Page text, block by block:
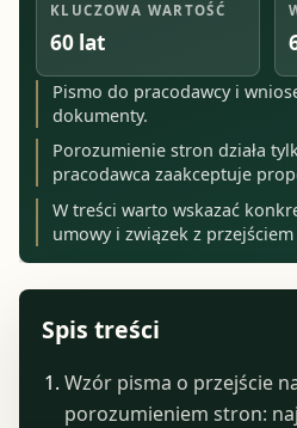
KLUCZOWA WARTOŚĆ
60 lat
Pismo do pracodawcy i
dokumenty.
Porozumienie stron działa
pracodawca zaakceptuje
W treści warto wskazać
umowy i związek z
Spis treści
Wzór pisma o przejście
porozumieniem stron: